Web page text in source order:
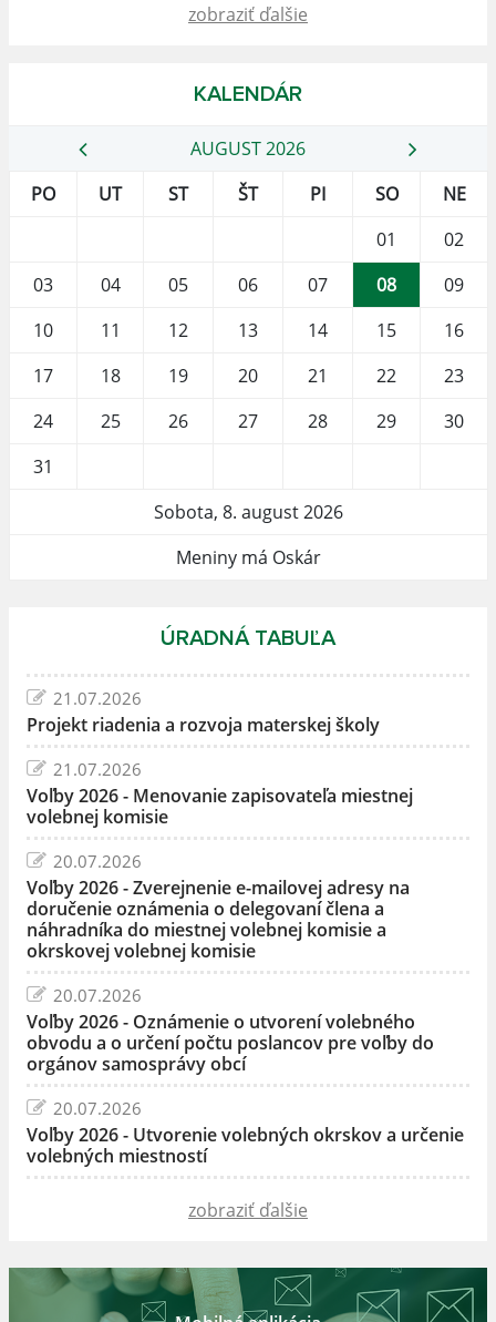
zobraziť ďalšie
KALENDÁR
AUGUST 2026
PO
UT ST ŠT PI SO
NE
01
02
03
04 05 06 07 08
09
10
11 12 13 14 15
16
17
18 19 20 21 22
23
24
25 26 27 28 29
30
31
Sobota, 8. august 2026
Meniny má Oskár
ÚRADNÁ TABUĽA
21.07.2026
Projekt riadenia a rozvoja materskej školy
21.07.2026
Voľby 2026 - Menovanie zapisovateľa miestnej
volebnej komisie
20.07.2026
Voľby 2026 - Zverejnenie e-mailovej adresy na
doručenie oznámenia o delegovaní člena a
náhradníka do miestnej volebnej komisie a
okrskovej volebnej komisie
20.07.2026
Voľby 2026 - Oznámenie o utvorení volebného
obvodu a o určení počtu poslancov pre voľby do
orgánov samosprávy obcí
20.07.2026
Voľby 2026 - Utvorenie volebných okrskov a určenie
volebných miestností
zobraziť ďalšie